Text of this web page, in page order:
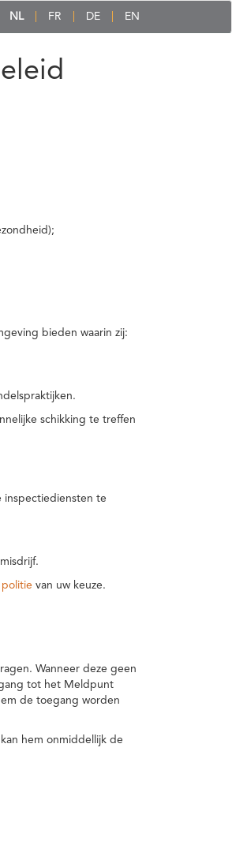
NL FR DE EN
bieden waarin zij:
schikking te treffen
inspectiediensten te
politie van uw keuze.
Wanneer deze geen
tot het Meldpunt
de toegang worden
hem onmiddellijk de